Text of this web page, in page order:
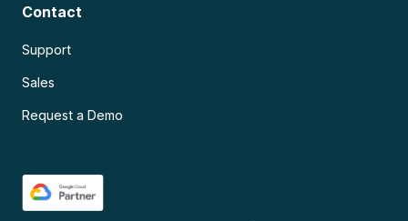
Contact
Support
Sales
Request a Demo